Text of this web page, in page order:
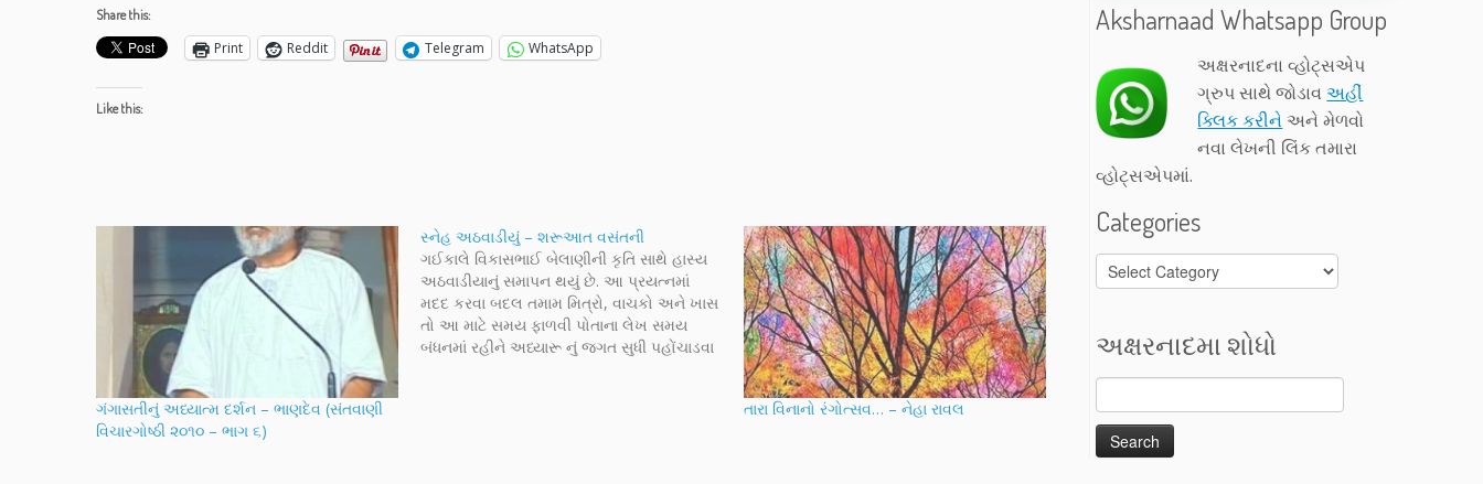
Share this:
Print Reddit Telegram WhatsApp
Like this:
ગંગાસતીનું અધ્યાત્મ દર્શન – ભાણદેવ (સંતવાણી
વિચારગોષ્ઠી ૨૦૧૦ – ભાગ ૬)
સ્નેહ અઠવાડીયું – શરૂઆત વસંતની
ગઈકાલે વિકાસભાઈ બેલાણીની કૃતિ સાથે હાસ્ય
અઠવાડીયાનું સમાપન થયું છે. આ પ્રયત્નમાં
મદદ કરવા બદલ તમામ મિત્રો, વાચકો અને ખાસ
તો આ માટે સમય ફાળવી પોતાના લેખ સમય
બંધનમાં રહીને અધ્યારૂ નું જગત સુધી પહોંચાડવા
તારા વિનાનો રંગોત્સવ… – નેહા રાવલ
Aksharnaad Whatsapp Group
અક્ષરનાદના વ્હોટ્સએપ
ગ્રુપ સાથે જોડાવઅહીં
ક્લિક કરીને અને મેળવો
નવા લેખની લિંક તમારા
વ્હોટ્સએપમાં.
Categories
Categories
અક્ષરનાદમા શોધો